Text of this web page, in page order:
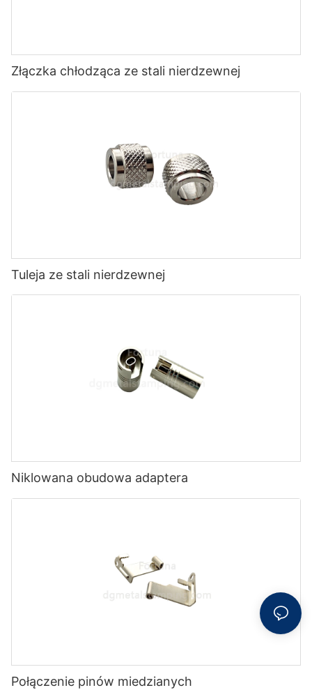
Złączka chłodząca ze stali nierdzewnej
Tuleja ze stali nierdzewnej
Niklowana obudowa adaptera
Połączenie pinów miedzianych